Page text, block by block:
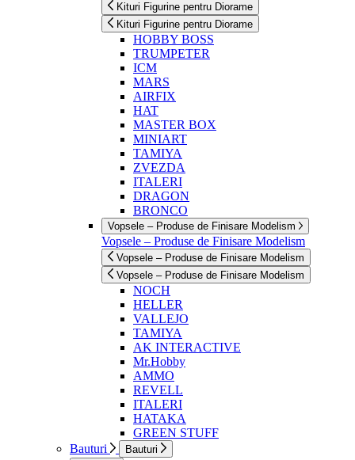
Kituri Figurine pentru Diorame
Kituri Figurine pentru Diorame
HOBBY BOSS
TRUMPETER
ICM
MARS
AIRFIX
HAT
MASTER BOX
MINIART
TAMIYA
ZVEZDA
ITALERI
DRAGON
BRONCO
Vopsele – Produse de Finisare Modelism
Vopsele – Produse de Finisare Modelism
Vopsele – Produse de Finisare Modelism
Vopsele – Produse de Finisare Modelism
NOCH
HELLER
VALLEJO
TAMIYA
AK INTERACTIVE
Mr.Hobby
AMMO
REVELL
ITALERI
HATAKA
GREEN STUFF
Bauturi
Bauturi